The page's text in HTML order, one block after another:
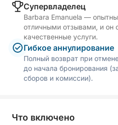
Cупервладелец
Barbara Emanuela —
отличными отзывами, и он
качественные услуги.
Гибкое аннулирование
Полный возврат при
до начала бронирования
сборов и комиссии).
Что включено